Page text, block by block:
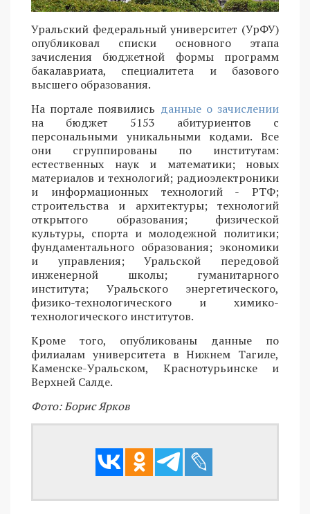
Уральский федеральный университет (УрФУ)
опубликовал списки основного этапа
зачисления бюджетной формы программ
бакалавриата, специалитета и базового
высшего образования.
На портале появились данные о зачислении
на бюджет 5153 абитуриентов с
персональными уникальными кодами. Все
они сгруппированы по институтам:
естественных наук и математики; новых
материалов и технологий; радиоэлектроники
и информационных технологий - РТФ;
строительства и архитектуры; технологий
открытого образования; физической
культуры, спорта и молодежной политики;
фундаментального образования; экономики
и управления; Уральской передовой
инженерной школы; гуманитарного
института; Уральского энергетического,
физико-технологического и химико-
технологического институтов.
Кроме того, опубликованы данные по
филиалам университета в Нижнем Тагиле,
Каменске-Уральском, Краснотурьинске и
Верхней Салде.
Фото: Борис Ярков